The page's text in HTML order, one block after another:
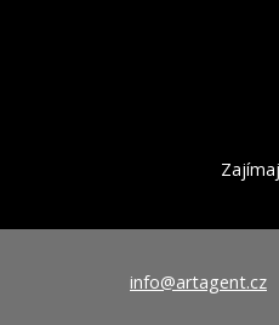
info@artagent.cz